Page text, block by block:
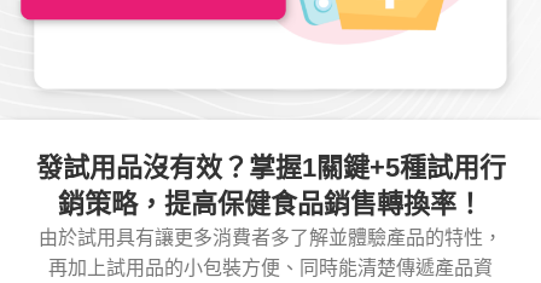
發試用品沒有效？掌握1關鍵+5種試用行
銷策略，提高保健食品銷售轉換率！
由於試用具有讓更多消費者多了解並體驗產品的特性，
再加上試用品的小包裝方便、同時能清楚傳遞產品資